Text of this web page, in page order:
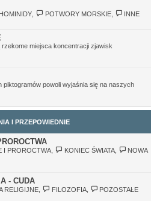
POTWORY MORSKIE,
INNE
rzekome miejsca koncentracji zjawisk
piktogramów powoli wyjaśnia się na naszych
I PRZEPOWIEDNIE
I PROROCTWA KONIEC ŚWIATA,
NOWA
- CUDA
RELIGIJNE FILOZOFIA,
POZOSTAŁE